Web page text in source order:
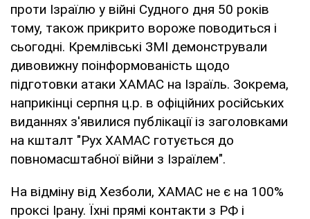
проти Ізраїлю у війні Судного дня 50 років
тому, також прикрито вороже поводиться і
сьогодні. Кремлівські ЗМІ демонстрували
дивовижну поінформованість щодо
підготовки атаки ХАМАС на Ізраїль. Зокрема,
наприкінці серпня ц.р. в офіційних російських
виданнях з'явилися публікації із заголовками
на кшталт "Рух ХАМАС готується до
повномасштабної війни з Ізраїлем".
На відміну від Хезболи, ХАМАС не є на 100%
проксі Ірану. Їхні прямі контакти з РФ і